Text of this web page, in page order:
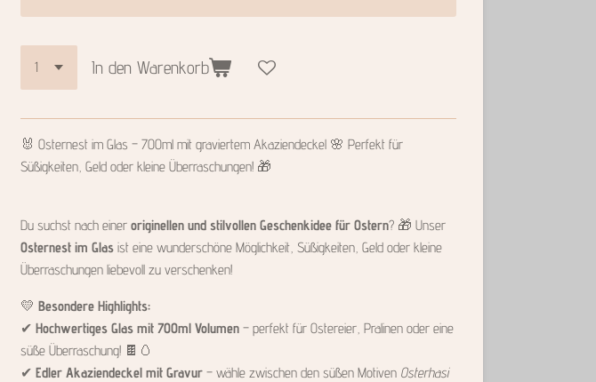
In den Warenkorb
🐰 Osternest im Glas – 700ml mit graviertem Akaziendeckel 🌸 Perfekt für
Süßigkeiten, Geld oder kleine Überraschungen! 🎁
Du suchst nach einer originellen und stilvollen Geschenkidee für Ostern? 🎁 Unser
Osternest im Glas ist eine wunderschöne Möglichkeit, Süßigkeiten, Geld oder kleine
Überraschungen liebevoll zu verschenken!
💛 Besondere Highlights:
✔ Hochwertiges Glas mit 700ml Volumen – perfekt für Ostereier, Pralinen oder eine
süße Überraschung! 🍫🥚
✔ Edler Akaziendeckel mit Gravur – wähle zwischen den süßen Motiven Osterhasi